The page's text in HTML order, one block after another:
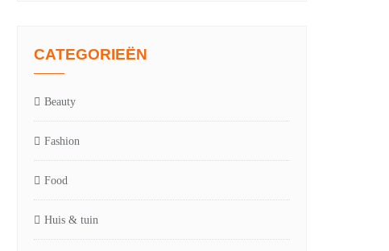
CATEGORIEËN
Beauty
Fashion
Food
Huis & tuin